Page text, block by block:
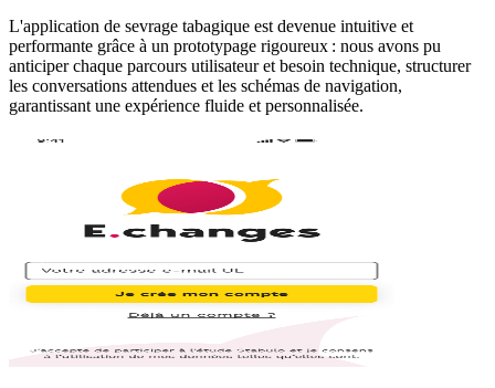
L'application de sevrage tabagique est devenue intuitive et
performante grâce à un prototypage rigoureux : nous avons pu
anticiper chaque parcours utilisateur et besoin technique, structurer
les conversations attendues et les schémas de navigation,
garantissant une expérience fluide et personnalisée.